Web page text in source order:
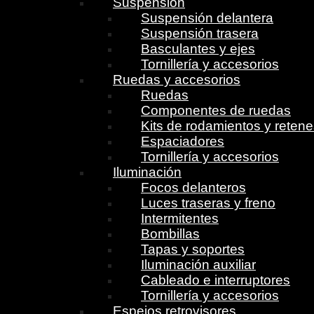
Suspensión delantera
Suspensión trasera
Basculantes y ejes
Tornillería y accesorios
Ruedas y accesorios
Ruedas
Componentes de ruedas
Kits de rodamientos y
Espaciadores
Tornillería y accesorios
Iluminación
Focos delanteros
Luces traseras y freno
Intermitentes
Bombillas
Tapas y soportes
Iluminación auxiliar
Cableado e interruptores
Tornillería y accesorios
Espejos retrovisores